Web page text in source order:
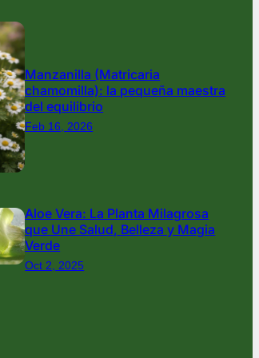
Manzanilla (Matricaria
chamomilla): la pequeña maestra
del equilibrio
Feb 16, 2026
Aloe Vera: La Planta Milagrosa
que Une Salud, Belleza y Magia
Verde
Oct 2, 2025